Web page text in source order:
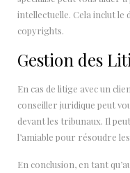
intellectuelle. Cela inclut le
copyrights.
Gestion des
En cas de litige avec un
conseiller juridique peut
devant les tribunaux. Il
l’amiable pour résoudre
En conclusion, en tant